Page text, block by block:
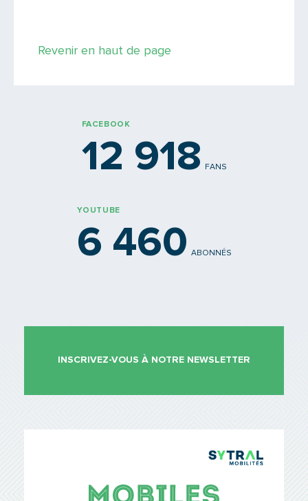
Revenir en haut de page
FACEBOOK
12 918 FANS
YOUTUBE
6 460 ABONNÉS
INSCRIVEZ-VOUS À NOTRE NEWSLETTER